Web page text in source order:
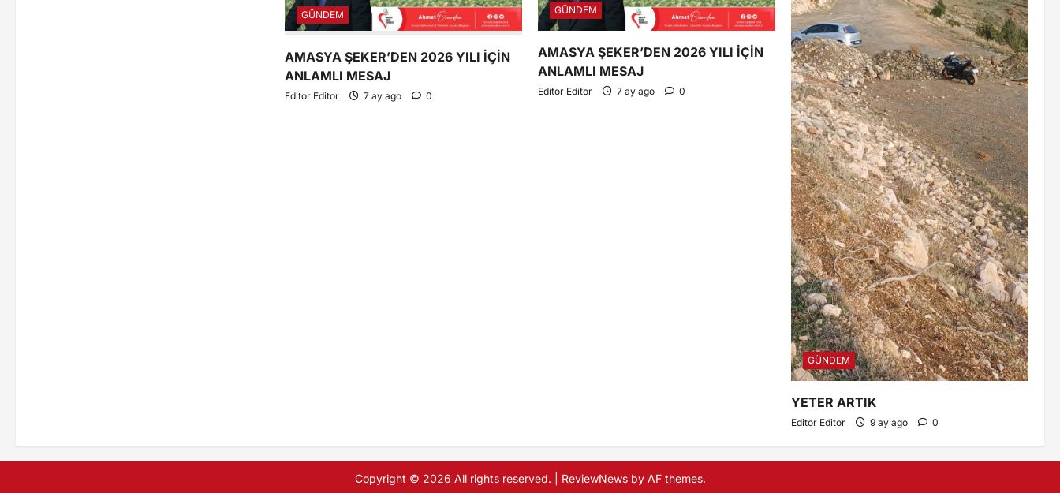
GÜNDEM
AMASYA ŞEKER’DEN 2026 YILI İÇİN
ANLAMLI MESAJ
Editor Editor 7 ay ago 0
GÜNDEM
AMASYA ŞEKER’DEN 2026 YILI İÇİN
ANLAMLI MESAJ
Editor Editor 7 ay ago 0
GÜNDEM
YETER ARTIK
Editor Editor 9 ay ago 0
Copyright © 2026 All rights reserved. ReviewNewsby AF themes.